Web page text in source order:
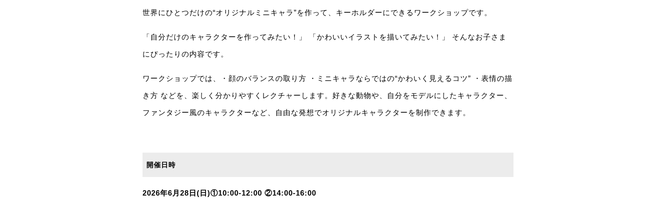
世界にひとつだけの“オリジナルミニキャラ”を作って、キーホルダーにできるワークショップです。
「自分だけのキャラクターを作ってみたい！」 「かわいいイラストを描いてみたい！」 そんなお子さま
にぴったりの内容です。
ワークショップでは、・顔のバランスの取り方 ・ミニキャラならではの“かわいく見えるコツ” ・表情の描
き方 などを、楽しく分かりやすくレクチャーします。好きな動物や、自分をモデルにしたキャラクター、
ファンタジー風のキャラクターなど、自由な発想でオリジナルキャラクターを制作できます。
開催日時
2026年6月28日(日)①10:00-12:00 ②14:00-16:00